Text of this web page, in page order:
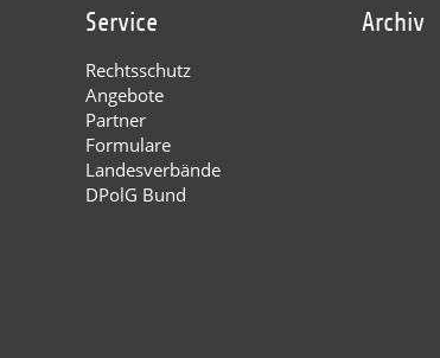
Service
Rechtsschutz
Angebote
Partner
Formulare
Landesverbände
DPolG Bund
Archiv